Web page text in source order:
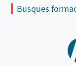
Busques